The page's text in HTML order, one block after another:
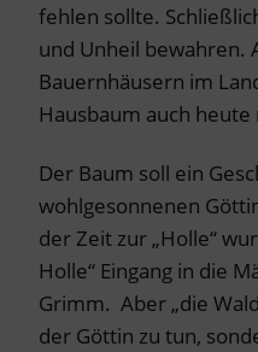
fehlen sollte.
und Unheil bewahren.
Bauernhäusern im
Hausbaum auch heute
Der Baum soll ein
wohlgesonnenen
der Zeit zur „Holle“
Holle“ Eingang in die
Grimm. Aber „die
der Göttin zu tun,